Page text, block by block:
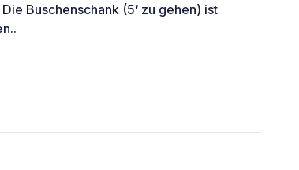
Buschenschank (5‘ zu gehen) ist